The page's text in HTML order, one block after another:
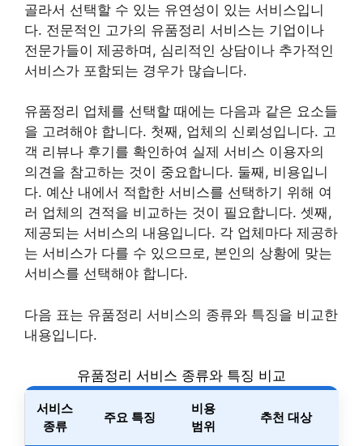
골라서 선택할 수 있는 유연성이 있는 서비스입니
다. 전문적인 고가의 유품정리 서비스는 기업이나
전문가들이 제공하며, 심리적인 상담이나 추가적인
서비스가 포함되는 경우가 많습니다.
유품정리 업체를 선택할 때에는 다음과 같은 요소들
을 고려해야 합니다. 첫째, 업체의 신뢰성입니다. 고
객 리뷰나 후기를 확인하여 실제 서비스 이용자의
의견을 참고하는 것이 중요합니다. 둘째, 비용입니
다. 예산 내에서 적합한 서비스를 선택하기 위해 여
러 업체의 견적을 비교하는 것이 필요합니다. 셋째,
제공되는 서비스의 내용입니다. 각 업체마다 제공하
는 서비스가 다를 수 있으므로, 본인의 상황에 맞는
서비스를 선택해야 합니다.
다음 표는 유품정리 서비스의 종류와 특징을 비교한
내용입니다.
유품정리 서비스 종류와 특징 비교
서비스
종류
주요 특징
비용
범위
추천 대상